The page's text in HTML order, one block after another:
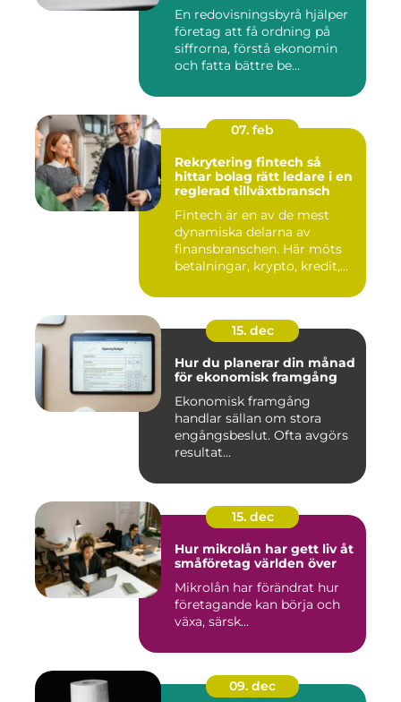
En redovisningsbyrå hjälper
företag att få ordning på
siffrorna, förstå ekonomin
och fatta bättre be...
07. feb
Rekrytering fintech så
hittar bolag rätt ledare i en
reglerad tillväxtbransch
Fintech är en av de mest
dynamiska delarna av
finansbranschen. Här möts
betalningar, krypto, kredit,...
15. dec
Hur du planerar din månad
för ekonomisk framgång
Ekonomisk framgång
handlar sällan om stora
engångsbeslut. Ofta avgörs
resultat...
15. dec
Hur mikrolån har gett liv åt
småföretag världen över
Mikrolån har förändrat hur
företagande kan börja och
växa, särsk...
09. dec